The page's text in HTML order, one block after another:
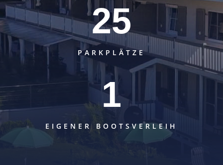
25
PARKPLÄTZE
1
EIGENER BOOTSVERLEIH